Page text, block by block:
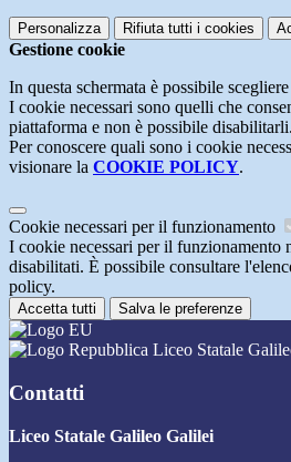
Personalizza Rifiuta tutti i cookies
Gestione cookie
In questa schermata è possibile
I cookie necessari sono quelli che
piattaforma e non è possibile disabilitarli.
Per conoscere quali sono i cookie
visionare la COOKIE POLICY.
Cookie necessari per il funzionamento
I cookie necessari per il funzionamento
disabilitati. È possibile consultare
policy.
Accetta tutti Salva le preferenze
Liceo Statale
Contatti
Liceo Statale Galileo Galilei